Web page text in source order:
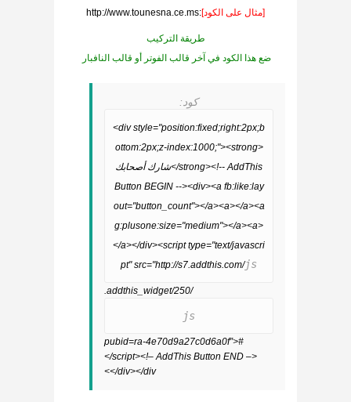
[مثال على الكود]:
http://www.tounesna.ce.ms
طريقة التركيب
ضع هذا الكود في آخر قالب الفوتر أو قالب النافبار
كود:
<div style="position:fixed;right:2px;b
ottom:2px;z-index:1000;"><strong>
شارك أصحابك</strong><!-- AddThis
Button BEGIN --><div><a fb:like:lay
out="button_count"></a><a></a><a
g:plusone:size="medium"></a><a>
</a></div><script type="text/javascri
pt" src="http://s7.addthis.com/js
/250/addthis_widget.
js
#pubid=ra-4e70d9a27c0d6a0f”>
</script><!– AddThis Button END –>
</div></div>